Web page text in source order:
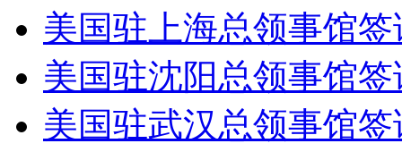
美国驻上海总领事馆
美国驻沈阳总领事馆
美国驻武汉总领事馆